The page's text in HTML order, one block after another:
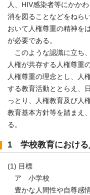
人、HIV感染者等にかか
消を図ることなどをねら
おいて人権尊重の精神を
が必要である。
このような認識に立ち
人権が共存する人権尊重
人権尊重の理念とし、人
する教育活動ととらえ、
っとり、人権教育及び人
教育基本方針等を踏まえ
る。
1 学校教育における
(1) 目標
ア 小学校
豊かな人間性や自尊感